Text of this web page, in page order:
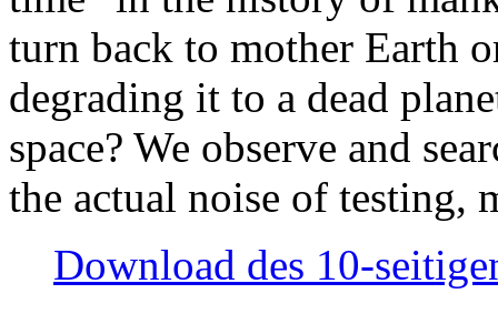
turn back to mother Earth
degrading it to a dead
space? We observe and
the actual noise of testing,
Download des 10-